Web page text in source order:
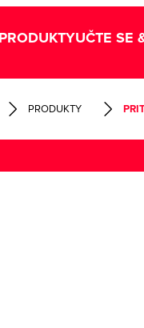
PRODUKTYUČTE SE
PRODUKTY